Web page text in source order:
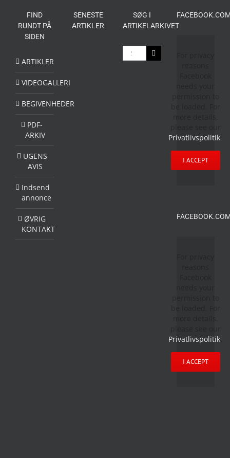
FIND
RUNDT PÅ
SIDEN
ARTIKLER
VIDEOGALLERI
BEGIVENHEDER
PDF-
ARKIV
UGENS
AVIS
Indsend
annonce
ØVRIG
KONTAKT
SENESTE
ARTIKLER
SØG I
ARTIKELARKIVET
Søg
efter:
Privatlivspolitik
I ACCEPT
Privatlivspolitik
I ACCEPT